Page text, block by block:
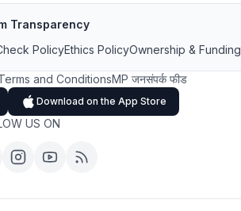
Transparency
PolicyEthics PolicyOwnership & Funding
and ConditionsMP जनसंपर्क फीड
Download on the App Store
US ON